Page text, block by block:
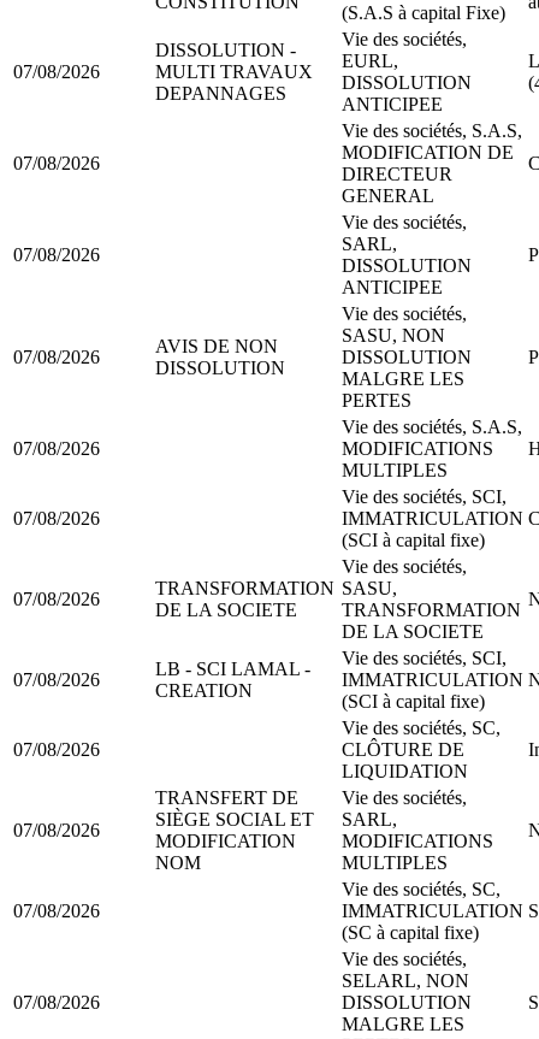
(S.A.S à capital Fixe)
07/08/2026
DISSOLUTION -
MULTI TRAVAUX
DEPANNAGES
Vie des sociétés,
EURL,
DISSOLUTION
ANTICIPEE
07/08/2026
Vie des sociétés, S.A.S,
MODIFICATION DE
DIRECTEUR
GENERAL
07/08/2026
Vie des sociétés,
SARL,
DISSOLUTION
ANTICIPEE
07/08/2026
AVIS DE NON
DISSOLUTION
Vie des sociétés,
SASU, NON
DISSOLUTION
MALGRE LES
PERTES
07/08/2026
Vie des sociétés, S.A.S,
MODIFICATIONS
MULTIPLES
07/08/2026
Vie des sociétés, SCI,
IMMATRICULATION
(SCI à capital fixe)
07/08/2026
TRANSFORMATION
DE LA SOCIETE
Vie des sociétés,
SASU,
TRANSFORMATION
DE LA SOCIETE
07/08/2026
LB - SCI LAMAL -
CREATION
Vie des sociétés, SCI,
IMMATRICULATION
(SCI à capital fixe)
07/08/2026
Vie des sociétés, SC,
CLÔTURE DE
LIQUIDATION
07/08/2026
TRANSFERT DE
SIÈGE SOCIAL ET
MODIFICATION
NOM
Vie des sociétés,
SARL,
MODIFICATIONS
MULTIPLES
07/08/2026
Vie des sociétés, SC,
IMMATRICULATION
(SC à capital fixe)
07/08/2026
Vie des sociétés,
SELARL, NON
DISSOLUTION
MALGRE LES